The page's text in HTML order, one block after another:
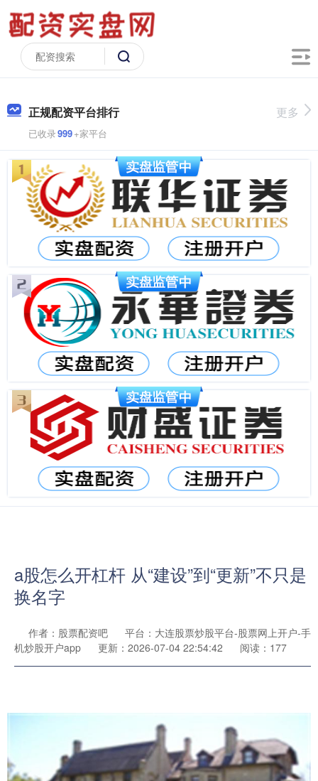
正规配资平台排行
已收录999+家平台
更多
a股怎么开杠杆 从“建设”到“更新”不只是
换名字
作者：股票配资吧
平台：大连股票炒股平台-股票网上开户-手
机炒股开户app
更新：2026-07-04 22:54:42 阅读：177